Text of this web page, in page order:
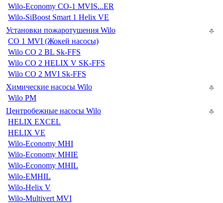
Wilo-Economy CO-1 MVIS...ER
Wilo-SiBoost Smart 1 Helix VE
Установки пожаротушения Wilo
CO 1 MVI (Жокей насосы)
Wilo CO 2 BL Sk-FFS
Wilo CO 2 HELIX V SK-FFS
Wilo CO 2 MVI Sk-FFS
Химические насосы Wilo
Wilo PM
Центробежные насосы Wilo
HELIX EXCEL
HELIX VE
Wilo-Economy MHI
Wilo-Economy MHIE
Wilo-Economy MHIL
Wilo-EMHIL
Wilo-Helix V
Wilo-Multivert MVI